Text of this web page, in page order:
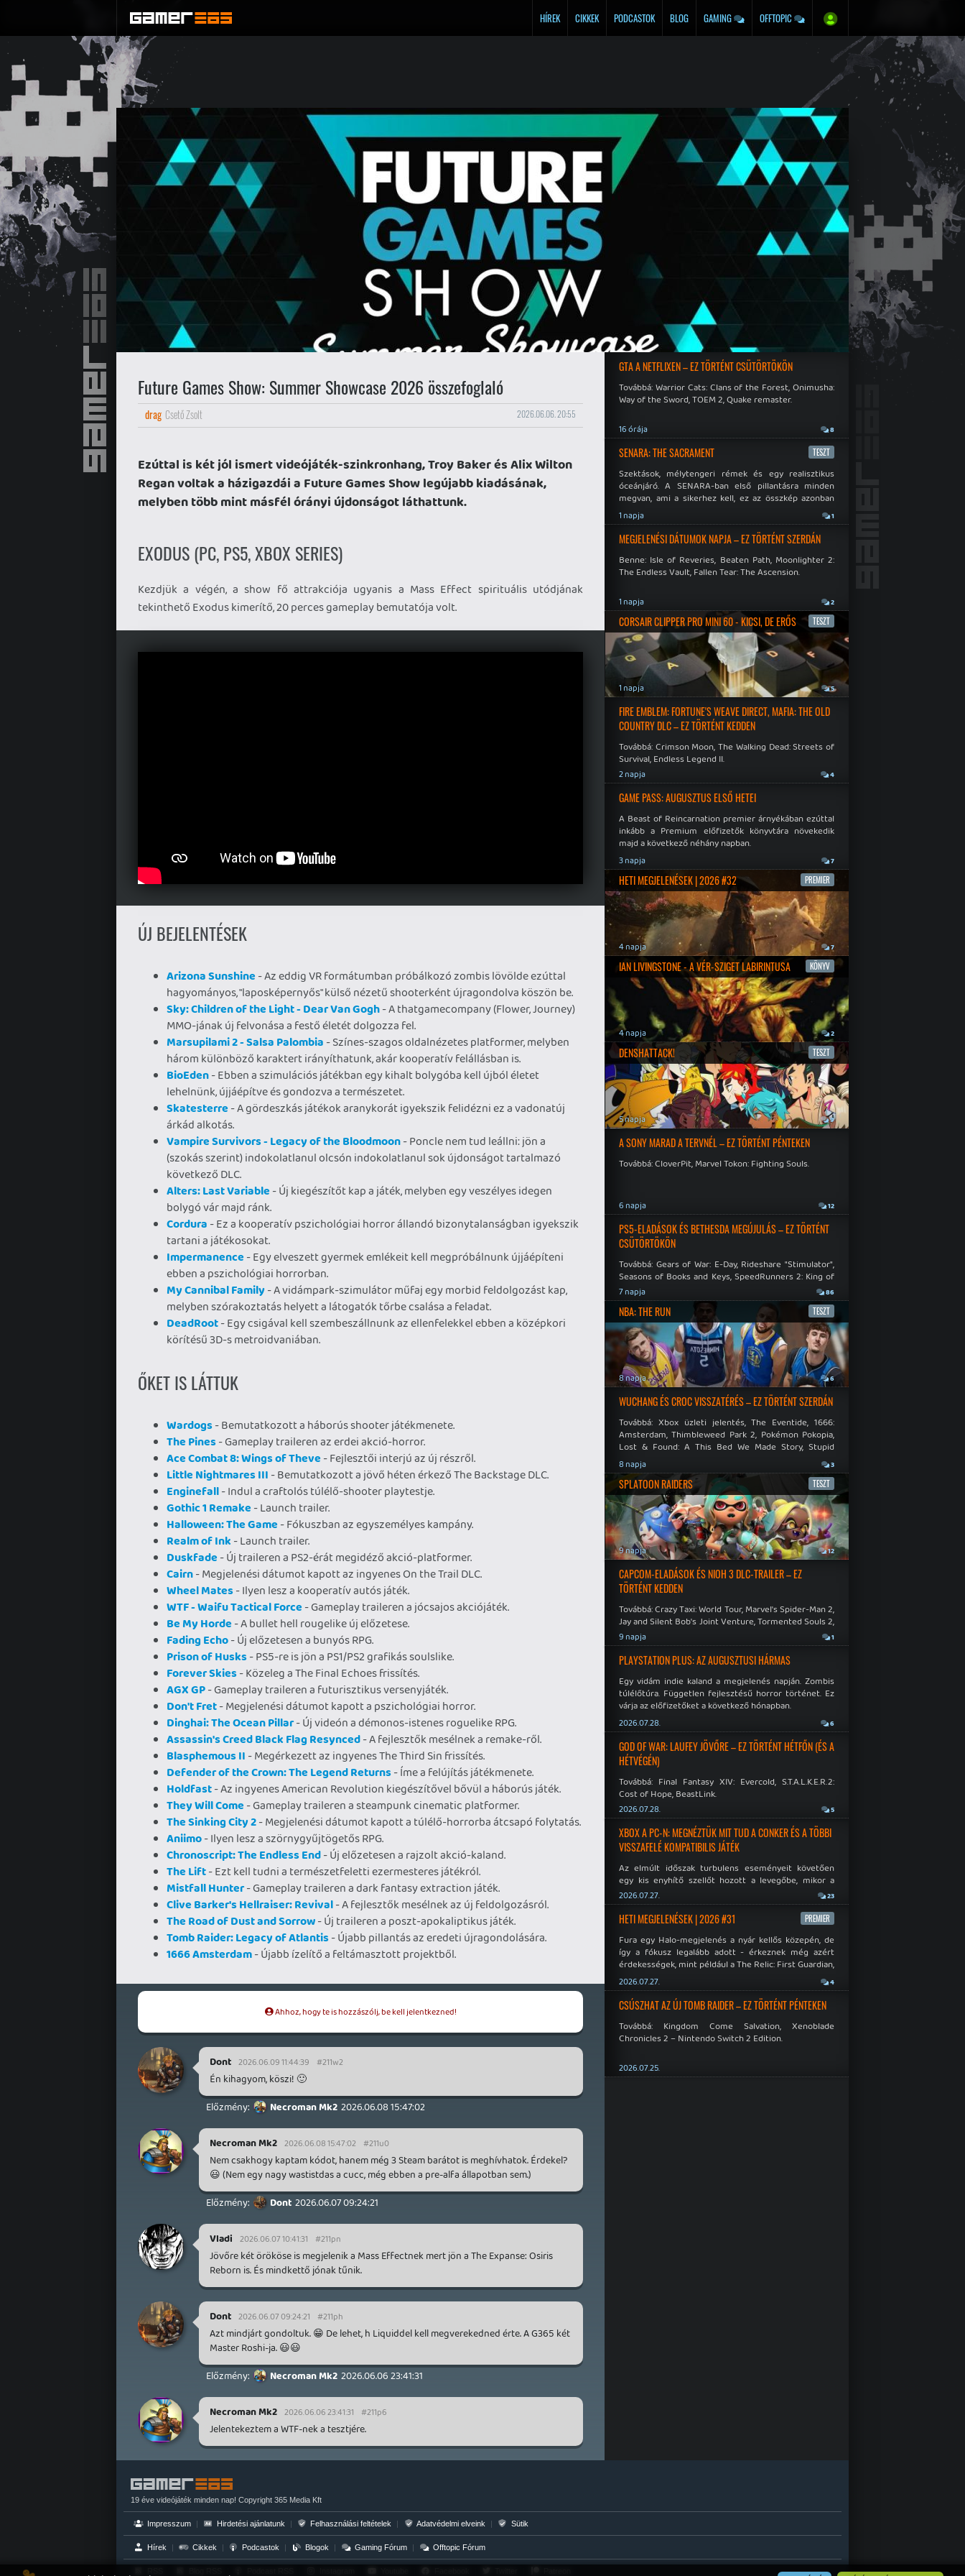
HÍREK CIKKEK PODCASTOK BLOG GAMING OFFTOPIC
Future Games Show: Summer Showcase 2026 összefoglaló
drag Csető Zsolt 2026.06.06. 20:55
Ezúttal is két jól ismert videójáték-szinkronhang, Troy Baker és Alix Wilton
Regan voltak a házigazdái a Future Games Show legújabb kiadásának,
melyben több mint másfél órányi újdonságot láthattunk.
EXODUS (PC, PS5, XBOX SERIES)
Kezdjük a végén, a show fő attrakciója ugyanis a Mass Effect spirituális utódjának
tekinthető Exodus kimerítő, 20 perces gameplay bemutatója volt.
ÚJ BEJELENTÉSEK
Arizona Sunshine- Az eddig VR formátumban próbálkozó zombis lövölde ezúttal
hagyományos, "laposképernyős" külső nézetű shooterként újragondolva köszön be.
Sky: Children of the Light - Dear Van Gogh- A thatgamecompany (Flower, Journey)
MMO-jának új felvonása a festő életét dolgozza fel.
Marsupilami 2 - Salsa Palombia - Színes-szagos oldalnézetes platformer, melyben
három különböző karaktert irányíthatunk, akár kooperatív felállásban is.
BioEden- Ebben a szimulációs játékban egy kihalt bolygóba kell újból életet
lehelnünk, újjáépítve és gondozva a természetet.
Skatesterre- A gördeszkás játékok aranykorát igyekszik felidézni ez a vadonatúj
árkád alkotás.
Vampire Survivors - Legacy of the Bloodmoon- Poncle nem tud leállni: jön a
(szokás szerint) indokolatlanul olcsón indokolatlanul sok újdonságot tartalmazó
következő DLC.
Alters: Last Variable- Új kiegészítőt kap a játék, melyben egy veszélyes idegen
bolygó vár majd ránk.
Cordura - Ez a kooperatív pszichológiai horror állandó bizonytalanságban igyekszik
tartani a játékosokat.
Impermanence- Egy elveszett gyermek emlékeit kell megpróbálnunk újjáépíteni
ebben a pszichológiai horrorban.
My Cannibal Family- A vidámpark-szimulátor műfaj egy morbid feldolgozást kap,
melyben szórakoztatás helyett a látogatók tőrbe csalása a feladat.
DeadRoot- Egy csigával kell szembeszállnunk az ellenfelekkel ebben a középkori
körítésű 3D-s metroidvaniában.
ŐKET IS LÁTTUK
Wardogs- Bemutatkozott a háborús shooter játékmenete.
The Pines- Gameplay traileren az erdei akció-horror.
Ace Combat 8: Wings of Theve- Fejlesztői interjú az új részről.
Little Nightmares III - Bemutatkozott a jövő héten érkező The Backstage DLC.
Enginefall- Indul a craftolós túlélő-shooter playtestje.
Gothic 1 Remake- Launch trailer.
Halloween: The Game- Fókuszban az egyszemélyes kampány.
Realm of Ink - Launch trailer.
Duskfade- Új traileren a PS2-érát megidéző akció-platformer.
Cairn- Megjelenési dátumot kapott az ingyenes On the Trail DLC.
Wheel Mates- Ilyen lesz a kooperatív autós játék.
WTF - Waifu Tactical Force- Gameplay traileren a jócsajos akciójáték.
Be My Horde- A bullet hell rougelike új előzetese.
Fading Echo- Új előzetesen a bunyós RPG.
Prison of Husks- PS5-re is jön a PS1/PS2 grafikás soulslike.
Forever Skies- Közeleg a The Final Echoes frissítés.
AGX GP- Gameplay traileren a futurisztikus versenyjáték.
Don't Fret- Megjelenési dátumot kapott a pszichológiai horror.
Dinghai: The Ocean Pillar- Új videón a démonos-istenes roguelike RPG.
Assassin's Creed Black Flag Resynced- A fejlesztők mesélnek a remake-ről.
Blasphemous II - Megérkezett az ingyenes The Third Sin frissítés.
Defender of the Crown: The Legend Returns- Íme a felújítás játékmenete.
Holdfast- Az ingyenes American Revolution kiegészítővel bővül a háborús játék.
They Will Come- Gameplay traileren a steampunk cinematic platformer.
The Sinking City 2- Megjelenési dátumot kapott a túlélő-horrorba átcsapó folytatás.
Aniimo- Ilyen lesz a szörnygyűjtögetős RPG.
Chronoscript: The Endless End- Új előzetesen a rajzolt akció-kaland.
The Lift- Ezt kell tudni a természetfeletti ezermesteres játékról.
Mistfall Hunter- Gameplay traileren a dark fantasy extraction játék.
Clive Barker's Hellraiser: Revival- A fejlesztők mesélnek az új feldolgozásról.
The Road of Dust and Sorrow- Új traileren a poszt-apokaliptikus játék.
Tomb Raider: Legacy of Atlantis- Újabb pillantás az eredeti újragondolására.
1666 Amsterdam- Újabb ízelítő a feltámasztott projektből.
Ahhoz, hogy te is hozzászólj, be kell jelentkezned!
Dont 2026.06.09 11:44:39 #211w2
Én kihagyom, köszi! 🙂
Necroman Mk2 2026.06.08 15:47:02
Necroman Mk2 2026.06.08 15:47:02 #211u0
Nem csakhogy kaptam kódot, hanem még 3 Steam barátot is meghívhatok. Érdekel?
😃 (Nem egy nagy wastistdas a cucc, még ebben a pre-alfa állapotban sem.)
Dont 2026.06.07 09:24:21
Vladi 2026.06.07 10:41:31 #211pn
Jövőre két örököse is megjelenik a Mass Effectnek mert jön a The Expanse: Osiris
Reborn is. És mindkettő jónak tűnik.
Dont 2026.06.07 09:24:21 #211ph
Azt mindjárt gondoltuk. 😁 De lehet, h Liquiddel kell megverekedned érte. A G365 két
Master Roshi-ja. 😃😃
Necroman Mk2 2026.06.06 23:41:31
Necroman Mk2 2026.06.06 23:41:31 #211p6
Jelentekeztem a WTF-nek a tesztjére.
GTA A NETFLIXEN – EZ TÖRTÉNT CSÜTÖRTÖKÖN
Továbbá: Warrior Cats: Clans of the Forest, Onimusha:
Way of the Sword, TOEM 2, Quake remaster.
16 órája 8
SENARA: THE SACRAMENT TESZT
Szektások, mélytengeri rémek és egy realisztikus
óceánjáró. A SENARA-ban első pillantásra minden
megvan, ami a sikerhez kell, ez az összkép azonban
becsapós.
1 napja 1
MEGJELENÉSI DÁTUMOK NAPJA – EZ TÖRTÉNT SZERDÁN
Benne: Isle of Reveries, Beaten Path, Moonlighter 2:
The Endless Vault, Fallen Tear: The Ascension.
1 napja 2
CORSAIR CLIPPER PRO MINI 60 - KICSI, DE ERŐS TESZT
1 napja 5
FIRE EMBLEM: FORTUNE'S WEAVE DIRECT, MAFIA: THE OLD
COUNTRY DLC – EZ TÖRTÉNT KEDDEN
Továbbá: Crimson Moon, The Walking Dead: Streets of
Survival, Endless Legend II.
2 napja 4
GAME PASS: AUGUSZTUS ELSŐ HETEI
A Beast of Reincarnation premier árnyékában ezúttal
inkább a Premium előfizetők könyvtára növekedik
majd a következő néhány napban.
3 napja 7
HETI MEGJELENÉSEK | 2026 #32 PREMIER
4 napja 7
IAN LIVINGSTONE - A VÉR-SZIGET LABIRINTUSA KÖNYV
4 napja 2
DENSHATTACK! TESZT
5 napja 9
A SONY MARAD A TERVNÉL – EZ TÖRTÉNT PÉNTEKEN
Továbbá: CloverPit, Marvel Tokon: Fighting Souls.
6 napja 12
PS5-ELADÁSOK ÉS BETHESDA MEGÚJULÁS – EZ TÖRTÉNT
CSÜTÖRTÖKÖN
Továbbá: Gears of War: E-Day, Rideshare "Stimulator",
Seasons of Books and Keys, SpeedRunners 2: King of
Speed.
7 napja 86
NBA: THE RUN TESZT
8 napja 6
WUCHANG ÉS CROC VISSZATÉRÉS – EZ TÖRTÉNT SZERDÁN
Továbbá: Xbox üzleti jelentés, The Eventide, 1666:
Amsterdam, Thimbleweed Park 2, Pokémon Pokopia,
Lost & Found: A This Bed We Made Story, Stupid
Never Dies.
8 napja 3
SPLATOON RAIDERS TESZT
9 napja 12
CAPCOM-ELADÁSOK ÉS NIOH 3 DLC-TRAILER – EZ
TÖRTÉNT KEDDEN
Továbbá: Crazy Taxi: World Tour, Marvel's Spider-Man 2,
Jay and Silent Bob's Joint Venture, Tormented Souls 2,
No More Room in Hell, Slain 2: The Beast Within.
9 napja 1
PLAYSTATION PLUS: AZ AUGUSZTUSI HÁRMAS
Egy vidám indie kaland a megjelenés napján. Zombis
túlélőtúra. Független fejlesztésű horror történet. Ez
várja az előfizetőket a következő hónapban.
2026.07.28. 6
GOD OF WAR: LAUFEY JÖVŐRE – EZ TÖRTÉNT HÉTFŐN (ÉS A
HÉTVÉGÉN)
Továbbá: Final Fantasy XIV: Evercold, S.T.A.L.K.E.R.2:
Cost of Hope, BeastLink.
2026.07.28. 5
XBOX A PC-N: MEGNÉZTÜK MIT TUD A CONKER ÉS A TÖBBI
VISSZAFELÉ KOMPATIBILIS JÁTÉK
Az elmúlt időszak turbulens eseményeit követően
egy kis enyhítő szellőt hozott a levegőbe, mikor a
Microsoft bejelentette, hogy PC-re is kiterjesztik az
Xbox Original visszafelé kompatibilitást. Lássuk,
meddig jutottak...
2026.07.27. 23
HETI MEGJELENÉSEK | 2026 #31 PREMIER
Fura egy Halo-megjelenés a nyár kellős közepén, de
így a fókusz legalább adott - érkeznek még azért
érdekességek, mint például a The Relic: First Guardian,
a Xenoblade Chronicles 2 és a Dispatch új átiratai vagy
éppen a Mistfall Hunter
2026.07.27. 4
CSÚSZHAT AZ ÚJ TOMB RAIDER – EZ TÖRTÉNT PÉNTEKEN
Továbbá: Kingdom Come Salvation, Xenoblade
Chronicles 2 – Nintendo Switch 2 Edition.
2026.07.25.
19 éve videójáték minden nap! Copyright 365 Media Kft
Impresszum | Hirdetési ajánlatunk | Felhasználási feltételek | Adatvédelmi elveink | Sütik
Hírek | Cikkek | Podcastok | Blogok | Gaming Fórum | Offtopic Fórum